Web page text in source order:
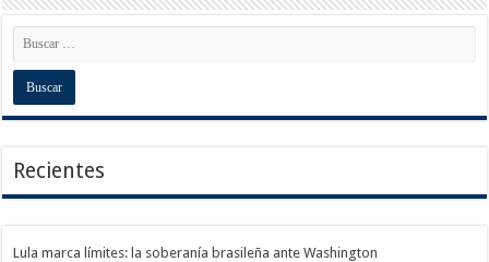
Recientes
Lula marca límites: la soberanía brasileña ante Washington